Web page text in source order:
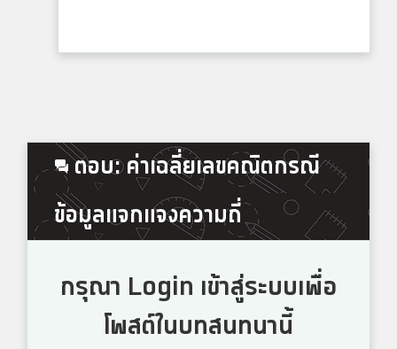
ตอบ: ค่าเฉลี่ยเลขคณิตกรณี
ข้อมูลแจกแจงความถี่
กรุณา Login เข้าสู่ระบบเพื่อ
โพสต์ในบทสนทนานี้